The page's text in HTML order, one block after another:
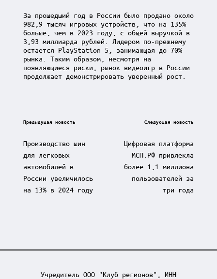
За прошедший год в России было продано около
982,9 тысяч игровых устройств, что на 135%
больше, чем в 2023 году, с общей выручкой в
3,93 миллиарда рублей. Лидером по-прежнему
остается PlayStation 5, занимающая до 70%
рынка. Таким образом, несмотря на
появляющиеся риски, рынок видеоигр в России
продолжает демонстрировать уверенный рост.
Post
Предыдущая новость
Производство шин
для легковых
автомобилей в
России увеличилось
на 13% в 2024 году
Следующая новость
Цифровая платформа
МСП.РФ привлекла
более 1,1 миллиона
пользователей за
три года
Учредитель ООО "Клуб регионов", ИНН